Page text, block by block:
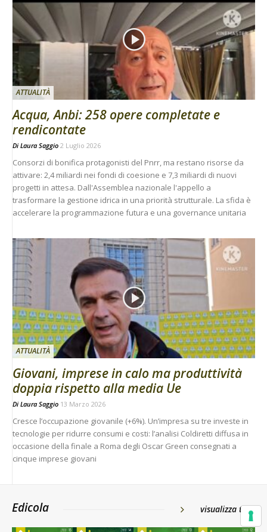
ATTUALITÀ
Acqua, Anbi: 258 opere completate e
rendicontate
Di Laura Saggio 2 Luglio 2026
Consorzi di bonifica protagonisti del Pnrr, ma restano risorse da
attivare: 2,4 miliardi nei fondi di coesione e 7,3 miliardi di nuovi
progetti in attesa. Dall'Assemblea nazionale l'appello a
trasformare la gestione idrica in una priorità strutturale. La sfida è
accelerare la programmazione futura e una governance unitaria
ATTUALITÀ
Giovani, imprese in calo ma produttività
doppia rispetto alla media Ue
Di Laura Saggio 13 Marzo 2026
Cresce l’occupazione giovanile (+6%). Un’impresa su tre investe in
tecnologie per ridurre consumi e costi: l’analisi Coldiretti diffusa in
occasione della finale a Roma degli Oscar Green consegnati a
cinque imprese giovani
Edicola visualizza tutti